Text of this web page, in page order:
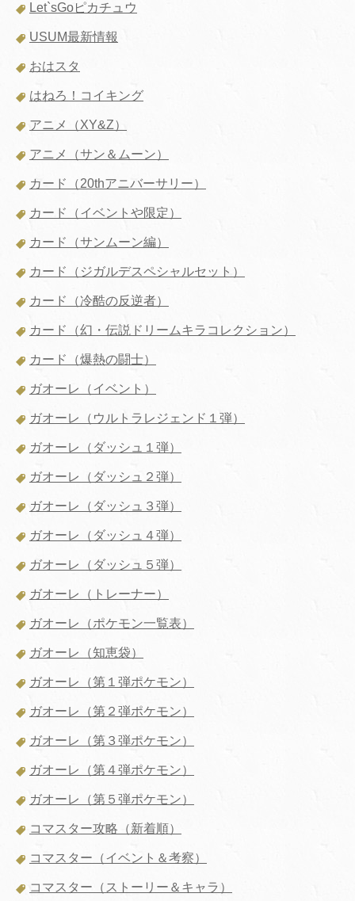
Let`sGoピカチュウ
USUM最新情報
おはスタ
はねろ！コイキング
アニメ（XY&Z）
アニメ（サン＆ムーン）
カード（20thアニバーサリー）
カード（イベントや限定）
カード（サンムーン編）
カード（ジガルデスペシャルセット）
カード（冷酷の反逆者）
カード（幻・伝説ドリームキラコレクション）
カード（爆熱の闘士）
ガオーレ（イベント）
ガオーレ（ウルトラレジェンド１弾）
ガオーレ（ダッシュ１弾）
ガオーレ（ダッシュ２弾）
ガオーレ（ダッシュ３弾）
ガオーレ（ダッシュ４弾）
ガオーレ（ダッシュ５弾）
ガオーレ（トレーナー）
ガオーレ（ポケモン一覧表）
ガオーレ（知恵袋）
ガオーレ（第１弾ポケモン）
ガオーレ（第２弾ポケモン）
ガオーレ（第３弾ポケモン）
ガオーレ（第４弾ポケモン）
ガオーレ（第５弾ポケモン）
コマスター攻略（新着順）
コマスター（イベント＆考察）
コマスター（ストーリー＆キャラ）